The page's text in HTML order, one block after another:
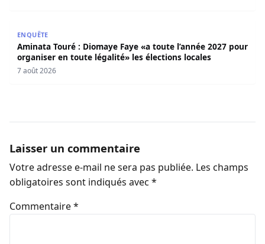
ENQUÊTE
Aminata Touré : Diomaye Faye «a toute l’année 2027 pour
organiser en toute légalité» les élections locales
7 août 2026
Laisser un commentaire
Votre adresse e-mail ne sera pas publiée. Les champs
obligatoires sont indiqués avec *
Commentaire*